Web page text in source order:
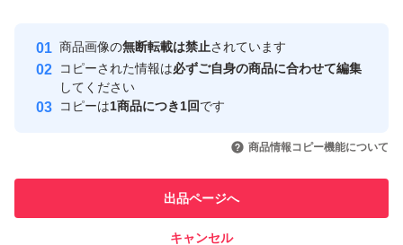
https://bit.ly/office2024prokey
【ブランド】マイクロソフト
【その他】QRコード郵送
安心取引出品者
心・安全なユーザーです
取引実績
引を完了させた実績があります
での取引実績があります
商品画像の無断転載は禁止されています
コピーされた情報は必ずご自身の商品に合わせて編集
してください
コピーは1商品につき1回です
商品情報コピー機能について
出品ページへ
キャンセル